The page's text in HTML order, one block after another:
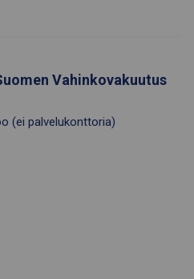
Vahinkovakuutus
(ei palvelukonttoria)